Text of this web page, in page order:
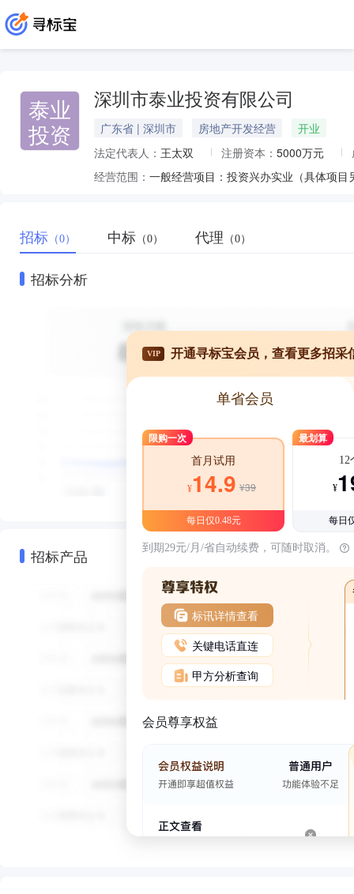
泰业
投资
深圳市泰业投资有限公司
广东省 | 深圳市 房地产开发经营
开业
法定代表人： 王太双 注册资本： 5000万元
经营范围：
招标 （0） 中标 （0） 代理 （0）
招标分析
招标产品
VIP 开通寻标宝会员，查看更多招采
单省会员
限购一次
首月试用
¥14.9 ¥39
每日仅0.48元
最划算
12
¥
每日
到期29元/月/省自动续费，可随时取消。
标讯详情查看
关键电话直连
甲方分析查询
会员尊享权益